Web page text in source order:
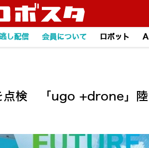
し配信 会員について ロボット
点検 「ugo +drone」陸